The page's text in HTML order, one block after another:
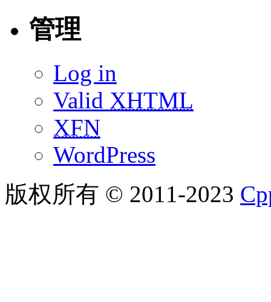
管理
Log in
Valid XHTML
XFN
WordPress
版权所有 © 2011-2023